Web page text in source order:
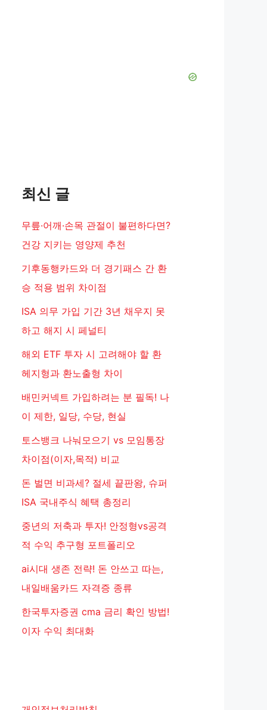
최신 글
무릎·어깨·손목 관절이 불편하다면?
건강 지키는 영양제 추천
기후동행카드와 더 경기패스 간 환
승 적용 범위 차이점
ISA 의무 가입 기간 3년 채우지 못
하고 해지 시 페널티
해외 ETF 투자 시 고려해야 할 환
헤지형과 환노출형 차이
배민커넥트 가입하려는 분 필독! 나
이 제한, 일당, 수당, 현실
토스뱅크 나눠모으기 vs 모임통장
차이점(이자,목적) 비교
돈 벌면 비과세? 절세 끝판왕, 슈퍼
ISA 국내주식 혜택 총정리
중년의 저축과 투자! 안정형vs공격
적 수익 추구형 포트폴리오
ai시대 생존 전략! 돈 안쓰고 따는,
내일배움카드 자격증 종류
한국투자증권 cma 금리 확인 방법!
이자 수익 최대화